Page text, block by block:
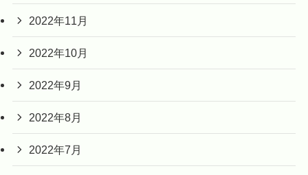
2022年11月
2022年10月
2022年9月
2022年8月
2022年7月